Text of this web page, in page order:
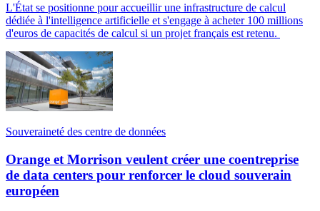
L'État se positionne pour accueillir une infrastructure de calcul
dédiée à l'intelligence artificielle et s'engage à acheter 100 millions
d'euros de capacités de calcul si un projet français est retenu.
Souveraineté des centre de données
Orange et Morrison veulent créer une coentreprise
de data centers pour renforcer le cloud souverain
européen